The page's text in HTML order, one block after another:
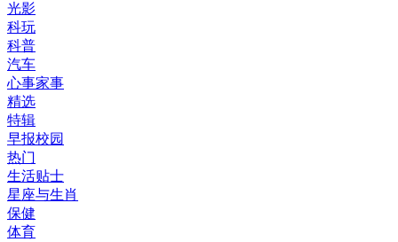
光影
科玩
科普
汽车
心事家事
精选
特辑
早报校园
热门
生活贴士
星座与生肖
保健
体育